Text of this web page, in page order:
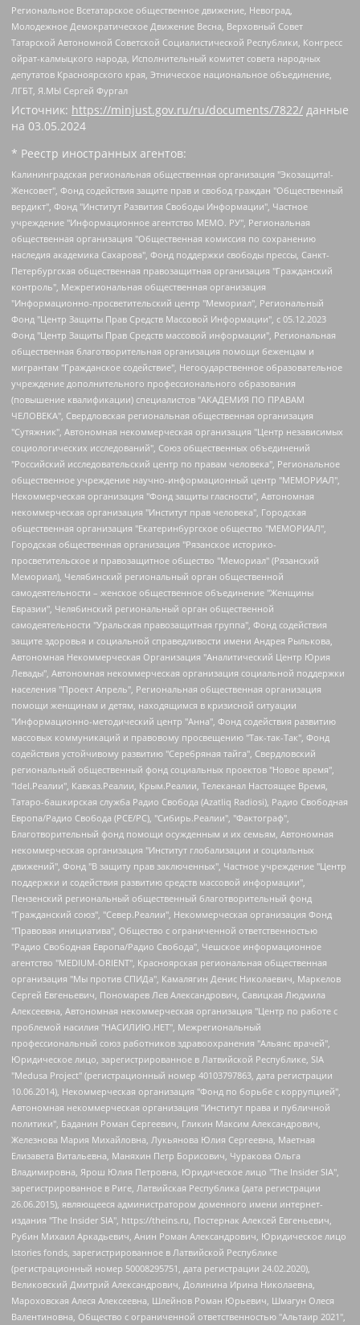
Региональное Всетатарское общественное движение, Невоград,
Молодежное Демократическое Движение Весна, Верховный Совет
Татарской Автономной Советской Социалистической Республики, Конгресс
ойрат-калмыцкого народа, Исполнительный комитет совета народных
депутатов Красноярского края, Этническое национальное объединение,
ЛГБТ, Я.МЫ Сергей Фургал
Источник: https://minjust.gov.ru/ru/documents/7822/ данные
на 03.05.2024
* Реестр иностранных агентов:
Калининградская региональная общественная организация "Экозащита!-Женсовет", Фонд содействия защите прав и свобод граждан "Общественный вердикт", Фонд "Институт Развития Свободы Информации", Частное учреждение "Информационное агентство МЕМО. РУ", Региональная общественная организация "Общественная комиссия по сохранению наследия академика Сахарова", Фонд поддержки свободы прессы, Санкт-Петербургская общественная правозащитная организация "Гражданский контроль", Межрегиональная общественная организация "Информационно-просветительский центр "Мемориал", Региональный Фонд "Центр Защиты Прав Средств Массовой Информации", с 05.12.2023 Фонд "Центр Защиты Прав Средств массовой информации", Региональная общественная благотворительная организация помощи беженцам и мигрантам "Гражданское содействие", Негосударственное образовательное учреждение дополнительного профессионального образования (повышение квалификации) специалистов "АКАДЕМИЯ ПО ПРАВАМ ЧЕЛОВЕКА", Свердловская региональная общественная организация "Сутяжник", Автономная некоммерческая организация "Центр независимых социологических исследований", Союз общественных объединений "Российский исследовательский центр по правам человека", Региональное общественное учреждение научно-информационный центр "МЕМОРИАЛ", Некоммерческая организация "Фонд защиты гласности", Автономная некоммерческая организация "Институт прав человека", Городская общественная организация "Екатеринбургское общество "МЕМОРИАЛ", Городская общественная организация "Рязанское историко-просветительское и правозащитное общество "Мемориал" (Рязанский Мемориал), Челябинский региональный орган общественной самодеятельности – женское общественное объединение "Женщины Евразии", Челябинский региональный орган общественной самодеятельности "Уральская правозащитная группа", Фонд содействия защите здоровья и социальной справедливости имени Андрея Рылькова, Автономная Некоммерческая Организация "Аналитический Центр Юрия Левады", Автономная некоммерческая организация социальной поддержки населения "Проект Апрель", Региональная общественная организация помощи женщинам и детям, находящимся в кризисной ситуации "Информационно-методический центр "Анна", Фонд содействия развитию массовых коммуникаций и правовому просвещению "Так-так-Так", Фонд содействия устойчивому развитию "Серебряная тайга", Свердловский региональный общественный фонд социальных проектов "Новое время", "Idel.Реалии", Кавказ.Реалии, Крым.Реалии, Телеканал Настоящее Время, Татаро-башкирская служба Радио Свобода (Azatliq Radiosi), Радио Свободная Европа/Радио Свобода (PCE/PC), "Сибирь.Реалии", "Фактограф", Благотворительный фонд помощи осужденным и их семьям, Автономная некоммерческая организация "Институт глобализации и социальных движений", Фонд "В защиту прав заключенных", Частное учреждение "Центр поддержки и содействия развитию средств массовой информации", Пензенский региональный общественный благотворительный фонд "Гражданский союз", "Север.Реалии", Некоммерческая организация Фонд "Правовая инициатива", Общество с ограниченной ответственностью "Радио Свободная Европа/Радио Свобода", Чешское информационное агентство "MEDIUM-ORIENT", Красноярская региональная общественная организация "Мы против СПИДа", Камалягин Денис Николаевич, Маркелов Сергей Евгеньевич, Пономарев Лев Александрович, Савицкая Людмила Алексеевна, Автономная некоммерческая организация "Центр по работе с проблемой насилия "НАСИЛИЮ.НЕТ", Межрегиональный профессиональный союз работников здравоохранения "Альянс врачей", Юридическое лицо, зарегистрированное в Латвийской Республике, SIA "Medusa Project" (регистрационный номер 40103797863, дата регистрации 10.06.2014), Некоммерческая организация "Фонд по борьбе с коррупцией", Автономная некоммерческая организация "Институт права и публичной политики", Баданин Роман Сергеевич, Гликин Максим Александрович, Железнова Мария Михайловна, Лукьянова Юлия Сергеевна, Маетная Елизавета Витальевна, Маняхин Петр Борисович, Чуракова Ольга Владимировна, Ярош Юлия Петровна, Юридическое лицо "The Insider SIA", зарегистрированное в Риге, Латвийская Республика (дата регистрации 26.06.2015), являющееся администратором доменного имени интернет-издания "The Insider SIA", https://theins.ru, Постернак Алексей Евгеньевич, Рубин Михаил Аркадьевич, Анин Роман Александрович, Юридическое лицо Istories fonds, зарегистрированное в Латвийской Республике (регистрационный номер 50008295751, дата регистрации 24.02.2020), Великовский Дмитрий Александрович, Долинина Ирина Николаевна, Мароховская Алеся Алексеевна, Шлейнов Роман Юрьевич, Шмагун Олеся Валентиновна, Общество с ограниченной ответственностью "Альтаир 2021", Общество с ограниченной ответственностью "Вега 2021", Общество с ограниченной ответственностью "Главный редактор 2021", Общество с ограниченной ответственностью "Ромашки монолит", Важенков Артем Валерьевич, Ивановская областная общественная организация "Центр гендерных исследований", Гурман Юрий Альбертович, Медиапроект "ОВД-Инфо", Егоров Владимир Владимирович, Жилинский Владимир Александрович, Общество с ограниченной ответственностью "ЗП", Иванова София Юрьевна, Карезина Инна Павловна, Кильтау Екатерина Викторовна, Петров Алексей Викторович, Пискунов Сергей Евгеньевич, Смирнов Сергей Сергеевич, Тихонов Михаил Сергеевич, Общество с ограниченной ответственностью "ЖУРНАЛИСТ-ИНОСТРАННЫЙ АГЕНТ", Арапова Галина Юрьевна, Вольтская Татьяна Анатольевна, Американская компания "Mason G.E.S. Anonymous Foundation" (США), являющаяся владельцем интернет-издания https://mnews.world/, Компания "Stichting Bellingcat", зарегистрированная в Нидерландах (дата регистрации 11.07.2018), Захаров Андрей Вячеславович, Клепиковская Екатерина Дмитриевна, Общество с ограниченной ответственностью "МЕМО", Перл Роман Александрович, Симонов Евгений Алексеевич, Соловьева Елена Анатольевна, Сотников Даниил Владимирович, Сурначева Елизавета Дмитриевна, Автономная некоммерческая организация по защите прав человека и информированию населения "Якутия – Наше Мнение", Общество с ограниченной ответственностью "Москоу диджитал медиа", с 26.01.2023 Общество с ограниченной ответственностью "Чайка Белые сады", Ветошкина Валерия Валерьевна, Заговора Максим Александрович, Межрегиональное общественное движение "Российская ЛГБТ - сеть", Оленичев Максим Владимирович, Павлов Иван Юрьевич, Скворцова Елена Сергеевна, Общество с ограниченной ответственностью "Как бы инагент", Кочетков Игорь Викторович, Общество с ограниченной ответственностью "Честные выборы", Еланчик Олег Александрович, Общество с ограниченной ответственностью "Нобелевский призыв", Гималова Регина Эмилевна, Григорьев Андрей Валерьевич, Григорьева Алина Александровна, Ассоциация по содействию защите прав призывников, альтернативнослужащих и военнослужащих "Правозащитная группа "Гражданин.Армия.Право", Хисамова Регина Фаритовна, Автономная некоммерческая организация по реализации социально-правовых программ "Лилит", Дальневосточное общественное движение "Маяк", Санкт-Петербургская ЛГБТ-инициативная группа "Выход", Инициативная группа ЛГБТ+ "Реверс", Алексеев Андрей Викторович, Бекбулатова Таисия Львовна, Беляев Иван Михайлович, Владыкина Елена Сергеевна, Гельман Марат Александрович, Никульшина Вероника Юрьевна, Толоконникова Надежда Андреевна, Шендерович Виктор Анатольевич, Общество с ограниченной ответственностью "Данное сообщение", Общество с ограниченной ответственностью Издательский дом "Новая глава", Айнбиндер Александра Александровна, Московский комьюнити-центр для ЛГБТ+инициатив, Благотворительный фонд развития филантропии, Deutsche Welle (Германия, Kurt-Schumacher-Strasse 3, 53113 Bonn), Борзунова Мария Михайловна, Воробьев Виктор Викторович, Голубева Анна Львовна, Константинова Алла Михайловна, Малкова Ирина Владимировна, Мурадов Мурад Абдулгалимович, Осетинская Елизавета Николаевна, Понасенков Евгений Николаевич, Ганапольский Матвей Юрьевич, Киселев Евгений Алексеевич, Борухович Ирина Григорьевна, Дремин Иван Тимофеевич, Дубровский Дмитрий Викторович, Красноярская региональная общественная организация поддержки и развития альтернативных образовательных технологий и межкультурных коммуникаций "ИНТЕРРА", Маяковская Екатерина Алексеевна, Фейгин Марк Захарович, Филимонов Андрей Викторович, Дзугкоева Регина Николаевна, Доброхотов Роман Александрович, Дудь Юрий Александрович, Елкин Сергей Владимирович, Кругликов Кирилл Игоревич, Сабунаева Мария Леонидовна, Семенов Алексей Владимирович, Шаинян Карен Багратович, Шульман Екатерина Михайловна, Асафьев Артур Валерьевич, Вахштайн Виктор Семенович, Венедиктов Алексей Алексеевич, Лушникова Екатерина Евгеньевна, Волков Леонид Михайлович, Невзоров Александр Глебович, Пархоменко Сергей Борисович, Сироткин Ярослав Николаевич, Кара-Мурза Владимир Владимирович, Баранова Наталья Владимировна, Гозман Леонид Яковлевич, Кагарлицкий Борис Юльевич, Климарев Михаил Валерьевич, Милов Владимир Станиславович, Автономная некоммерческая организация Краснодарский центр современного искусства "Типография", Моргенштерн Алишер Тагирович, Соболь Любовь Эдуардовна, Общество с ограниченной ответственностью "ЛИЗА НОРМ", Каспаров Гарри Кимович, Ходорковский Михаил Борисович, Общество с ограниченной ответственностью "Апрельские тезисы", Данилович Ирина Брониславовна, Кашин Олег Владимирович, Петров Николай Владимирович, Пивоваров Алексей Владимирович, Соколов Михаил Владимирович, Цветкова Юлия Владимировна, Чичваркин Евгений Александрович, Комитет против пыток/Команда против пыток, Общество с ограниченной ответственностью "Первый научный", Общество с ограниченной ответственностью "Вертолет и ко", Белоцерковская Вероника Борисовна, Кац Максим Евгеньевич, Лазарева Татьяна Юрьевна, Шаведдинов Руслан Табризович, Яшин Илья Валерьевич, Общество с ограниченной ответственностью "Иноагент ААВ", Алешковский Дмитрий Петрович, Альбац Евгения Марковна, Быков Дмитрий Львович, Галямина Юлия Евгеньевна, Лойко Сергей Леонидович, Мартынов Кирилл Константинович, Медведев Сергей Александрович, Крашенинников Федор Геннадиевич, Гордеева Катерина Вл